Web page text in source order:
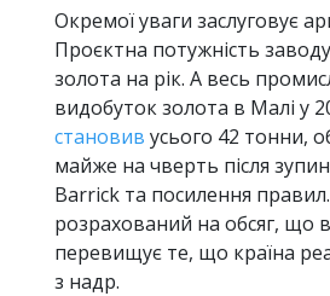
Окремої уваги заслуговує
Проєктна потужність
золота на рік. А весь
видобуток золота в Малі у
становив усього 42 тонни,
майже на чверть після
Barrick та посилення
розрахований на обсяг, що
перевищує те, що країна
з надр.